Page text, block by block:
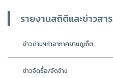
รายงานสถิติและข่าวสาร
ข่าวด่านฯท่าอากาศยานภูเก็ต
ข่าวจัดซื้อ/จัดจ้าง